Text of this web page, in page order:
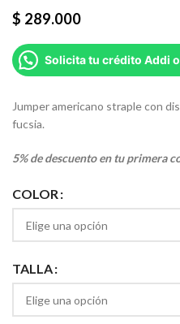
$ 289.000
Solicita tu crédito Addi
Jumper americano straple con
fucsia.
5% de descuento en tu primera
COLOR
TALLA